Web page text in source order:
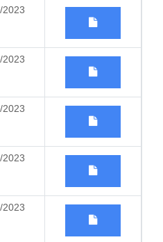
2023
2023
2023
2023
2023